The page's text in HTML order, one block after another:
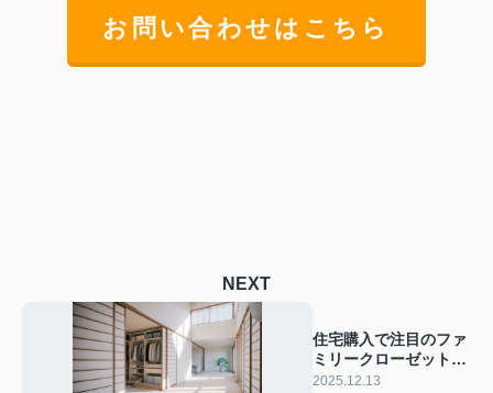
お問い合わせはこちら
NEXT
住宅購入で注目のファ
ミリークローゼットと
は？生活動線やメリッ
2025.12.13